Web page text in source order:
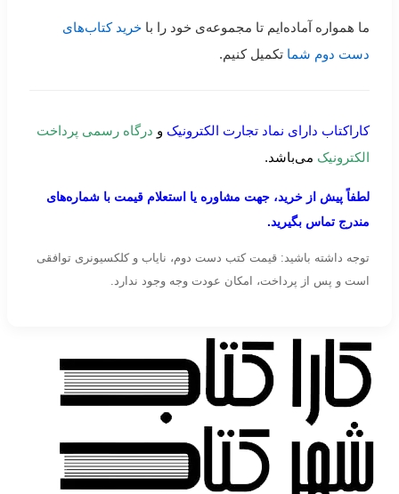
ما همواره آماده‌ایم تا مجموعه‌ی خود را با خرید کتاب‌های
دست دوم شما تکمیل کنیم.
کاراکتاب دارای نماد تجارت الکترونیک و درگاه رسمی پرداخت
الکترونیک می‌باشد.
لطفاً پیش از خرید، جهت مشاوره یا استعلام قیمت با شماره‌های
مندرج تماس بگیرید.
توجه داشته باشید: قیمت کتب دست دوم، نایاب و کلکسیونری توافقی
است و پس از پرداخت، امکان عودت وجه وجود ندارد.